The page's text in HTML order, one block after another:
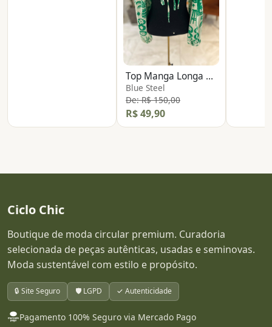
Top Manga Longa Linho
Blue Steel
De: R$ 150,00
R$ 49,90
Ciclo Chic
Boutique de moda circular premium. Curadoria
selecionada de peças autênticas, usadas e seminovas.
Moda sustentável com estilo e propósito.
🔒 Site Seguro 🛡️ LGPD ✓ Autenticidade
Pagamento 100% Seguro via Mercado Pago